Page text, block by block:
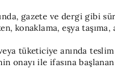
gazete ve dergi gibi
konaklama, eşya
tüketiciye anında
onayı ile ifasına